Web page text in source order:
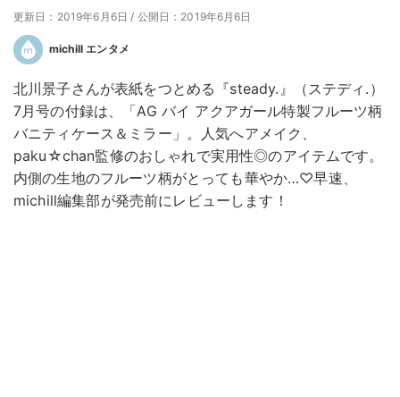
更新日：2019年6月6日 / 公開日：2019年6月6日
michill エンタメ
北川景子さんが表紙をつとめる『steady.』（ステディ.）
7月号の付録は、「AG バイ アクアガール特製フルーツ柄
バニティケース＆ミラー」。人気へアメイク、
paku☆chan監修のおしゃれで実用性◎のアイテムです。
内側の生地のフルーツ柄がとっても華やか…♡早速、
michill編集部が発売前にレビューします！